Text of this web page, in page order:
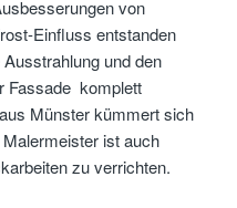
von
Einfluss entstanden
und den
Fassade komplett
Münster kümmert sich
ist auch
zu verrichten.